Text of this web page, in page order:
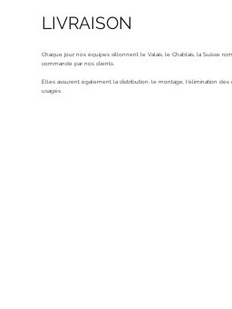
LIVRAISON
Chaque jour, nos équipes sillonnent le Valais, le Chablais, la Suisse
commandé par nos clients.
Elles assurent également la distribution, le montage, l'élimination
usagés.